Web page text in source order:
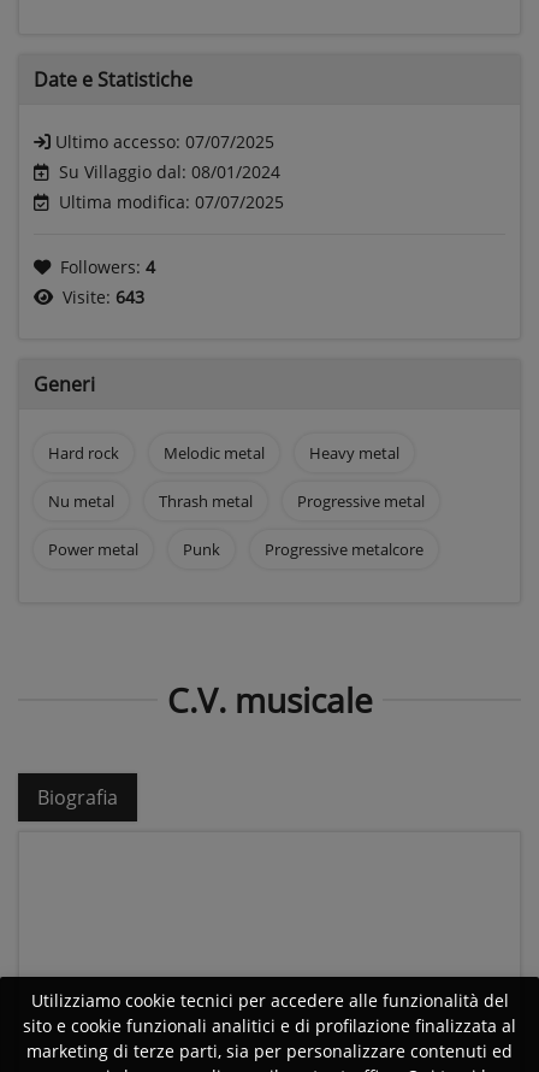
Date e Statistiche
Ultimo accesso: 07/07/2025
Su Villaggio dal: 08/01/2024
Ultima modifica: 07/07/2025
Followers: 4
Visite: 643
Generi
Hard rock Melodic metal Heavy metal
Nu metal Thrash metal Progressive metal
Power metal Punk Progressive metalcore
C.V. musicale
Biografia
Utilizziamo cookie tecnici per accedere alle funzionalità del
sito e cookie funzionali analitici e di profilazione finalizzata al
marketing di terze parti, sia per personalizzare contenuti ed